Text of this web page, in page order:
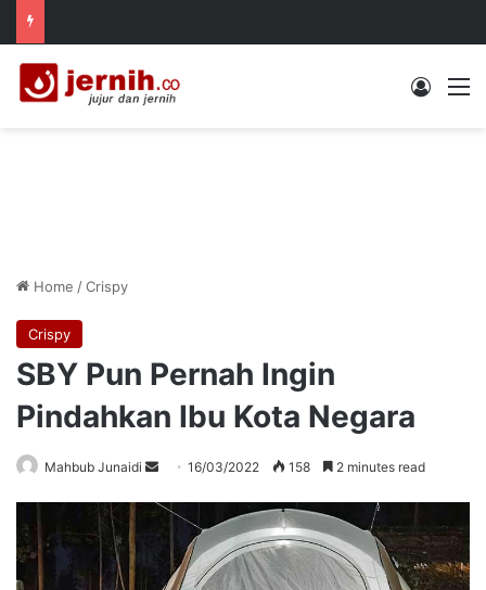
Log In
Home /Crispy
Crispy
SBY Pun Pernah Ingin
Pindahkan Ibu Kota Negara
Mahbub Junaidi
Send
email
16/03/2022 158 2 minutes read